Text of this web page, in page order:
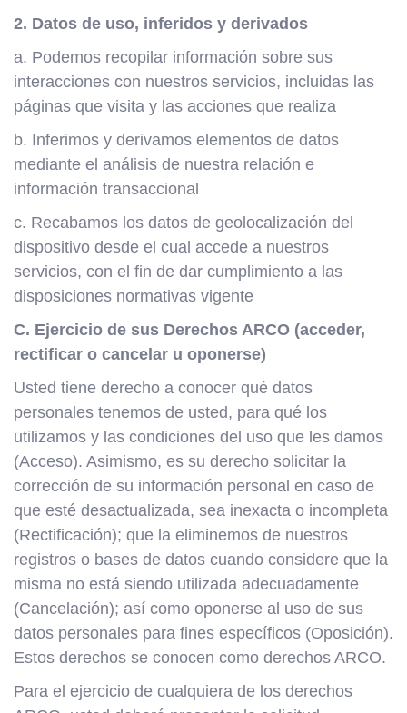
2. Datos de uso, inferidos y derivados
a. Podemos recopilar información sobre sus
interacciones con nuestros servicios, incluidas las
páginas que visita y las acciones que realiza
b. Inferimos y derivamos elementos de datos
mediante el análisis de nuestra relación e
información transaccional
c. Recabamos los datos de geolocalización del
dispositivo desde el cual accede a nuestros
servicios, con el fin de dar cumplimiento a las
disposiciones normativas vigente
C. Ejercicio de sus Derechos ARCO (acceder,
rectificar o cancelar u oponerse)
Usted tiene derecho a conocer qué datos
personales tenemos de usted, para qué los
utilizamos y las condiciones del uso que les damos
(Acceso). Asimismo, es su derecho solicitar la
corrección de su información personal en caso de
que esté desactualizada, sea inexacta o incompleta
(Rectificación); que la eliminemos de nuestros
registros o bases de datos cuando considere que la
misma no está siendo utilizada adecuadamente
(Cancelación); así como oponerse al uso de sus
datos personales para fines específicos (Oposición).
Estos derechos se conocen como derechos ARCO.
Para el ejercicio de cualquiera de los derechos